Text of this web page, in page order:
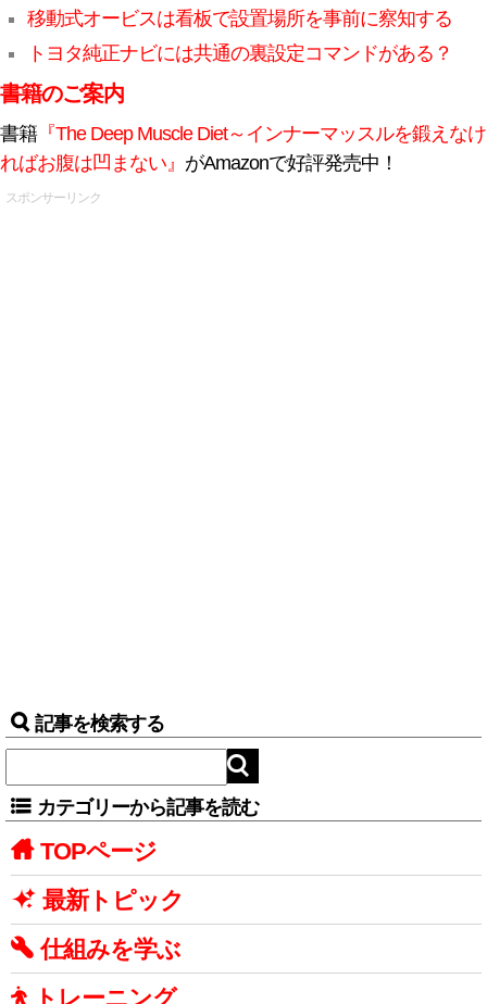
移動式オービスは看板で設置場所を事前に察知する
トヨタ純正ナビには共通の裏設定コマンドがある？
書籍のご案内
書籍『The Deep Muscle Diet～インナーマッスルを鍛えなけ
ればお腹は凹まない』 がAmazonで好評発売中！
スポンサーリンク
記事を検索する
カテゴリーから記事を読む
TOPページ
最新トピック
仕組みを学ぶ
トレーニング